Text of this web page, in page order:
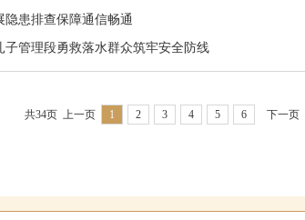
隐患排查保障通信畅通
子管理段勇救落水群众筑牢安全防线
共34页 上一页 1 2 3 4 5 6 下一页